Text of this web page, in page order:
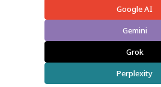
Google AI
Gemini
Grok
Perplexity